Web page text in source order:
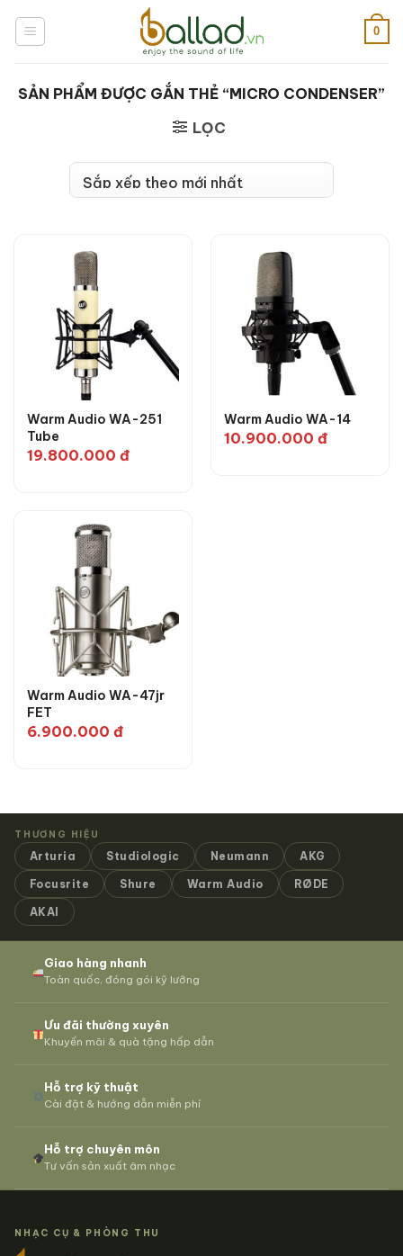
qua
0
SẢN PHẨM ĐƯỢC GẮN THẺ “MICRO CONDENSER”
LỌC
Warm Audio WA-251
Tube
19.800.000 đ
Warm Audio WA-14
10.900.000 đ
Warm Audio WA-47jr
FET
6.900.000 đ
THƯƠNG HIỆU
Arturia Studiologic Neumann AKG
Focusrite Shure Warm Audio RØDE
AKAI
Giao hàng nhanh
Toàn quốc, đóng gói kỹ lưỡng
Ưu đãi thường xuyên
Khuyến mãi & quà tặng hấp dẫn
Hỗ trợ kỹ thuật
Cài đặt & hướng dẫn miễn phí
Hỗ trợ chuyên môn
Tư vấn sản xuất âm nhạc
NHẠC CỤ & PHÒNG THU